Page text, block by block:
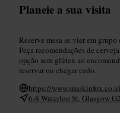
Planeie a sua visita
Reserve mesa se vier em
Peça recomendações de
opção sem glúten ao
reservar ou chegar cedo.
https://
6-8 Waterloo St, Glasgow